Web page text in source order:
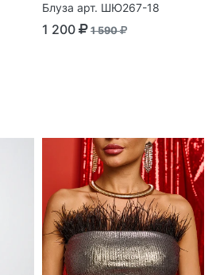
Блуза арт. ШЮ267-18
1 200 1 590